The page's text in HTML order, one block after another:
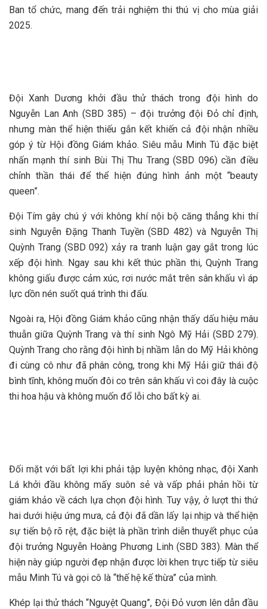
Ban tổ chức, mang đến trải nghiệm thi thú vị cho mùa giải
2025.
Đội Xanh Dương khởi đầu thử thách trong đội hình do
Nguyễn Lan Anh (SBD 385) – đội trưởng đội Đỏ chỉ định,
nhưng màn thể hiện thiếu gắn kết khiến cả đội nhận nhiều
góp ý từ Hội đồng Giám khảo. Siêu mẫu Minh Tú đặc biệt
nhấn mạnh thí sinh Bùi Thị Thu Trang (SBD 096) cần điều
chỉnh thần thái để thể hiện đúng hình ảnh một “beauty
queen”.
Đội Tím gây chú ý với không khí nội bộ căng thẳng khi thí
sinh Nguyễn Đặng Thanh Tuyền (SBD 482) và Nguyễn Thị
Quỳnh Trang (SBD 092) xảy ra tranh luận gay gắt trong lúc
xếp đội hình. Ngay sau khi kết thúc phần thi, Quỳnh Trang
không giấu được cảm xúc, rơi nước mắt trên sân khấu vì áp
lực dồn nén suốt quá trình thi đấu.
Ngoài ra, Hội đồng Giám khảo cũng nhận thấy dấu hiệu mâu
thuẫn giữa Quỳnh Trang và thí sinh Ngô Mỹ Hải (SBD 279).
Quỳnh Trang cho rằng đội hình bị nhầm lẫn do Mỹ Hải không
đi cùng cô như đã phân công, trong khi Mỹ Hải giữ thái độ
bình tĩnh, không muốn đôi co trên sân khấu vì coi đây là cuộc
thi hoa hậu và không muốn đổ lỗi cho bất kỳ ai.
Đối mặt với bất lợi khi phải tập luyện không nhạc, đội Xanh
Lá khởi đầu không mấy suôn sẻ và vấp phải phản hồi từ
giám khảo về cách lựa chọn đội hình. Tuy vậy, ở lượt thi thứ
hai dưới hiệu ứng mưa, cả đội đã dần lấy lại nhịp và thể hiện
sự tiến bộ rõ rệt, đặc biệt là phần trình diễn thuyết phục của
đội trưởng Nguyễn Hoàng Phương Linh (SBD 383). Màn thể
hiện này giúp người đẹp nhận được lời khen trực tiếp từ siêu
mẫu Minh Tú và gọi cô là “thế hệ kế thừa” của mình.
Khép lại thử thách “Nguyệt Quang”, Đội Đỏ vươn lên dẫn đầu